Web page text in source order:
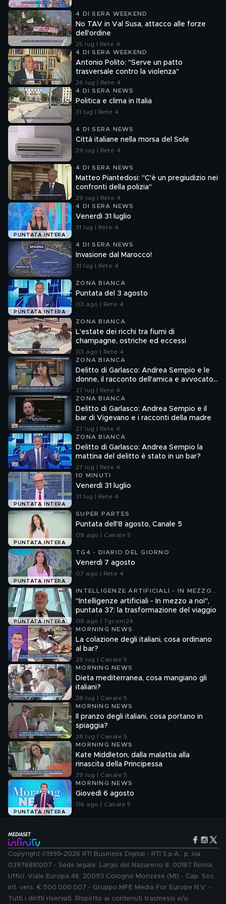
4 DI SERA WEEKEND
No TAV in Val Susa, attacco alle forze
dell'ordine
25 lug | Rete 4
4 DI SERA WEEKEND
Antonio Polito: "Serve un patto
trasversale contro la violenza"
26 lug | Rete 4
4 DI SERA NEWS
Politica e clima in Italia
31 lug | Rete 4
4 DI SERA NEWS
Città italiane nella morsa del Sole
29 lug | Rete 4
4 DI SERA NEWS
Matteo Piantedosi: "C'è un pregiudizio nei
confronti della polizia"
29 lug | Rete 4
PUNTATA INTERA
4 DI SERA NEWS
Venerdì 31 luglio
31 lug | Rete 4
4 DI SERA NEWS
Invasione dal Marocco!
31 lug | Rete 4
PUNTATA INTERA
ZONA BIANCA
Puntata del 3 agosto
03 ago | Rete 4
ZONA BIANCA
L'estate dei ricchi tra fiumi di
champagne, ostriche ed eccessi
03 ago | Rete 4
ZONA BIANCA
Delitto di Garlasco: Andrea Sempio e le
donne, il racconto dell'amica e avvocato
Angela Taccia
27 lug | Rete 4
ZONA BIANCA
Delitto di Garlasco: Andrea Sempio e il
bar di Vigevano e i racconti della madre
27 lug | Rete 4
ZONA BIANCA
Delitto di Garlasco: Andrea Sempio la
mattina del delitto è stato in un bar?
27 lug | Rete 4
PUNTATA INTERA
10 MINUTI
Venerdì 31 luglio
31 lug | Rete 4
PUNTATA INTERA
SUPER PARTES
Puntata dell'8 agosto, Canale 5
08 ago | Canale 5
PUNTATA INTERA
TG4 - DIARIO DEL GIORNO
Venerdì 7 agosto
07 ago | Rete 4
PUNTATA INTERA
INTELLIGENZE ARTIFICIALI - IN MEZZO
A NOI
"Intelligenze artificiali - In mezzo a noi",
puntata 37: la trasformazione del viaggio
08 ago | Tgcom24
MORNING NEWS
La colazione degli italiani, cosa ordinano
al bar?
28 lug | Canale 5
MORNING NEWS
Dieta mediterranea, cosa mangiano gli
italiani?
28 lug | Canale 5
MORNING NEWS
Il pranzo degli italiani, cosa portano in
spiaggia?
28 lug | Canale 5
MORNING NEWS
Kate Middleton, dalla malattia alla
rinascita della Principessa
29 lug | Canale 5
PUNTATA INTERA
MORNING NEWS
Giovedì 6 agosto
06 ago | Canale 5
Copyright ©1999-2026 RTI Business Digital - RTI S.p.A.: p. iva
03976881007 - Sede legale: Largo del Nazareno 8, 00187 Roma.
Uffici: Viale Europa 46, 20093 Cologno Monzese (MI) - Cap. Soc.
int. vers. € 500.000.007 - Gruppo MFE Media For Europe N.V. -
Tutti i diritti riservati. Rispetto ai contenuti trasmessi e/o